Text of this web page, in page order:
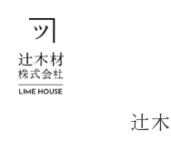
辻